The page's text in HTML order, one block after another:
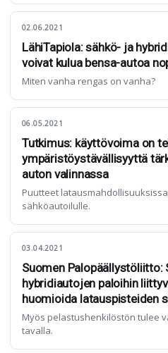
02.06.2021
LähiTapiola: sähkö- ja
voivat kulua bensa-autoa
Miten vanha rengas on vanha?
06.05.2021
Tutkimus: käyttövoima on
ympäristöystävällisyyttä
auton valinnassa
Puutteet
sähköautoilulle.
03.04.2021
Suomen Palopäällystöliitto:
hybridiautojen paloihin
huomioida latauspisteiden
Myös pelastushenkilöstön tulee
tavalla.